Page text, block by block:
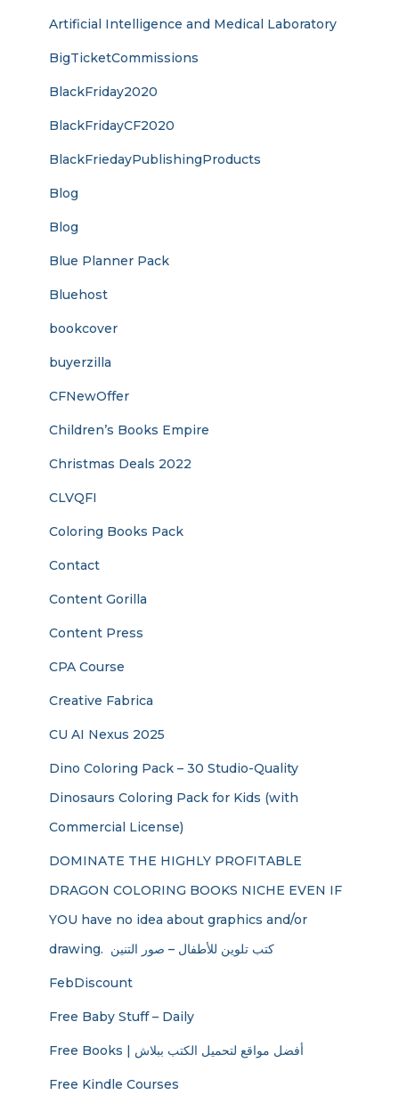
Artificial Intelligence and Medical Laboratory
BigTicketCommissions
BlackFriday2020
BlackFridayCF2020
BlackFriedayPublishingProducts
Blog
Blog
Blue Planner Pack
Bluehost
bookcover
buyerzilla
CFNewOffer
Children’s Books Empire
Christmas Deals 2022
CLVQFI
Coloring Books Pack
Contact
Content Gorilla
Content Press
CPA Course
Creative Fabrica
CU AI Nexus 2025
Dino Coloring Pack – 30 Studio-Quality
Dinosaurs Coloring Pack for Kids (with
Commercial License)
DOMINATE THE HIGHLY PROFITABLE
DRAGON COLORING BOOKS NICHE EVEN IF
YOU have no idea about graphics and/or
drawing. ​ كتب تلوين للأطفال – صور التنين
FebDiscount
Free Baby Stuff – Daily
Free Books | أفضل مواقع لتحميل الكتب ببلاش
Free Kindle Courses